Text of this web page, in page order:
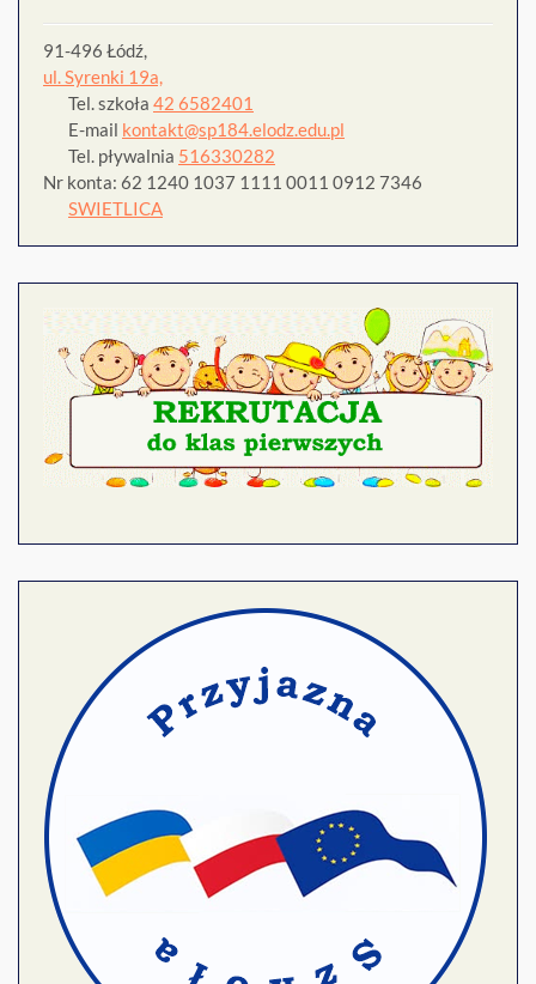
91-496 Łódź,
ul. Syrenki 19a,
Tel. szkoła 42 6582401
E-mail kontakt@sp184.elodz.edu.pl
Tel. pływalnia 516330282
Nr konta: 62 1240 1037 1111 0011 0912 7346
SWIETLICA